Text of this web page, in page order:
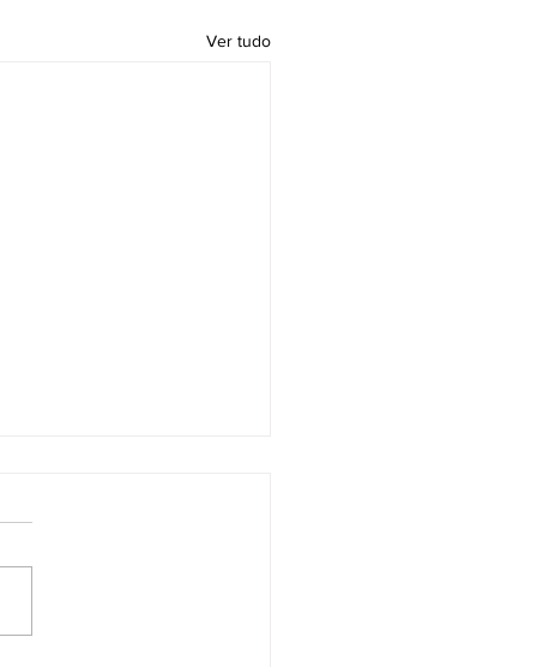
Ver tudo